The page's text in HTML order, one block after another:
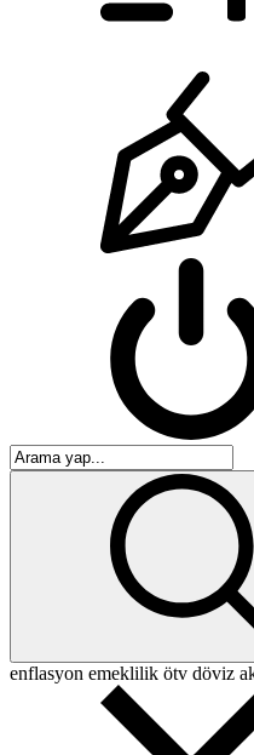
enflasyon emeklilik ötv döviz